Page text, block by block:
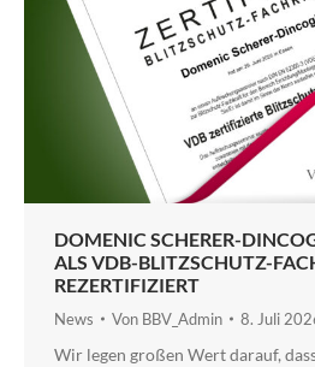
DOMENIC SCHERER-
ALS VDB-BLITZSCHUTZ-
REZERTIFIZIERT
News Von BBV_Admin 8. Juli
Wir legen großen Wert darauf,